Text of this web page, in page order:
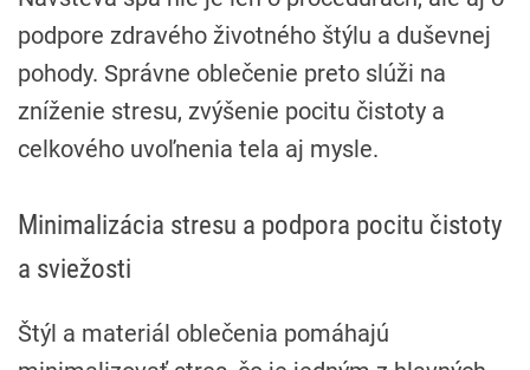
podpore zdravého životného štýlu a duševnej
pohody. Správne oblečenie preto slúži na
zníženie stresu, zvýšenie pocitu čistoty a
celkového uvoľnenia tela aj mysle.
Minimalizácia stresu a podpora pocitu čistoty
a sviežosti
Štýl a materiál oblečenia pomáhajú